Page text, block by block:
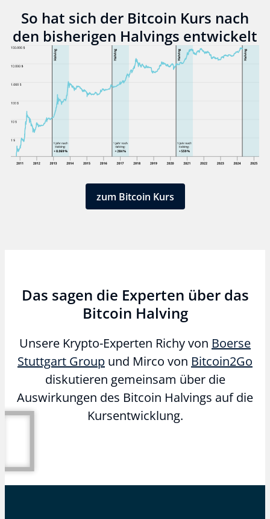
So hat sich der Bitcoin Kurs nach
den bisherigen Halvings entwickelt
zum Bitcoin Kurs
Das sagen die Experten über das
Bitcoin Halving
Unsere Krypto-Experten Richy von Boerse
Stuttgart Group und Mirco von Bitcoin2Go
diskutieren gemeinsam über die
Auswirkungen des Bitcoin Halvings auf die
Kursentwicklung.